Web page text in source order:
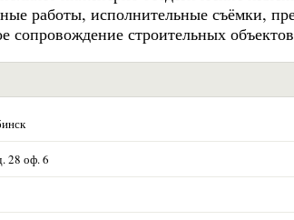
работы, исполнительные съёмки,
сопровождение строительных
28 оф. 6